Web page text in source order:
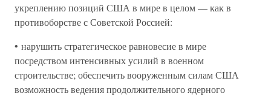
укреплению позиций США в мире в целом — как в
противоборстве с Советской Россией:
• нарушить стратегическое равновесие в мире
посредством интенсивных усилий в военном
строительстве; обеспечить вооруженным силам США
возможность ведения продолжительного ядерного